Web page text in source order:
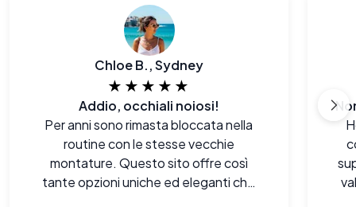
Chloe B., Sydney
★★★★★
Addio, occhiali noiosi!
Per anni sono rimasta bloccata nella
routine con le stesse vecchie
montature. Questo sito offre così
tante opzioni uniche ed eleganti che